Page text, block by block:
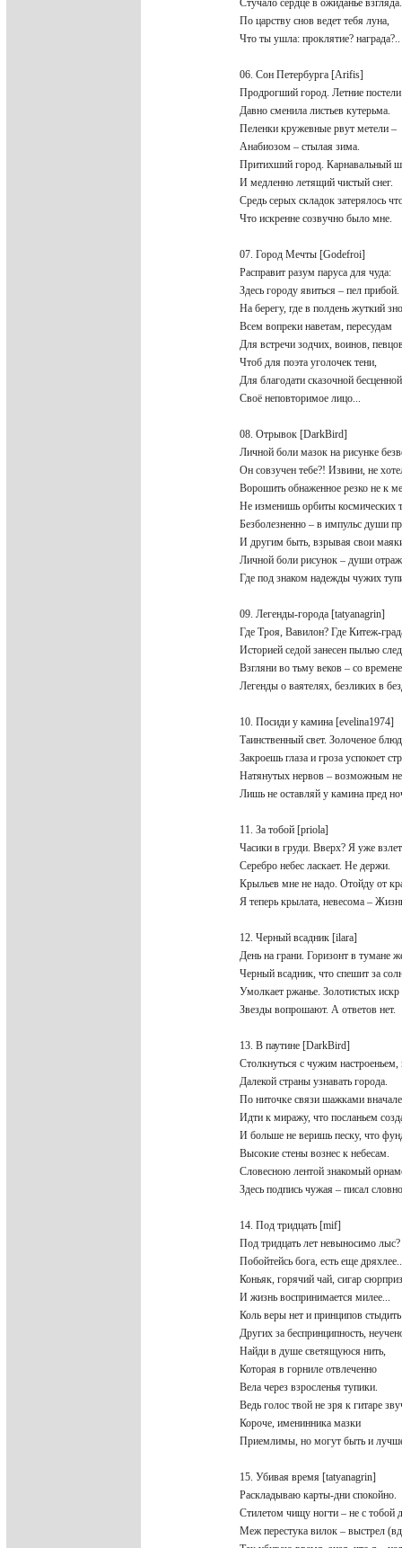
Стучало сердце в ожиданье
По царству снов ведет тебя луна,
Что ты ушла: проклятие?
06. Сон Петербурга [Arifis]
Продрогший город. Летние
Давно сменила листьев кутерьма.
Пеленки кружевные рвут метели –
Анабиозом – стылая зима.
Притихший город. Карнавальный
И медленно летящий чистый снег.
Средь серых складок затерялось
Что искренне созвучно было мне.
07. Город Мечты [Godefroi]
Расправит разум паруса для чуда:
Здесь городу явиться – пел
На берегу, где в полдень жуткий
Всем вопреки наветам, пересудам
Для встречи зодчих, воинов,
Чтоб для поэта уголочек тени,
Для благодати сказочной
Своё неповторимое лицо...
08. Отрывок [DarkBird]
Личной боли мазок на рисунке
Он совзучен тебе?! Извини, не
Ворошить обнаженное резко не к
Не изменишь орбиты космических
Безболезненно – в импульс души
И другим быть, взрывая свои
Личной боли рисунок – души
Где под знаком надежды чужих
09. Легенды-города [tatyanagrin]
Где Троя, Вавилон? Где Китеж-
Историей седой занесен пылью
Взгляни во тьму веков – со
Легенды о ваятелях, безликих в
10. Посиди у камина [evelina1974]
Таинственный свет. Золоченое
Закроешь глаза и гроза успокоет
Натянутых нервов – возможным
Лишь не оставляй у камина пред
11. За тобой [priola]
Часики в груди. Вверх? Я уже
Серебро небес ласкает. Не держи.
Крыльев мне не надо. Отойду от
Я теперь крылата, невесома –
12. Черный всадник [ilara]
День на грани. Горизонт в тумане
Черный всадник, что спешит за
Умолкает ржанье. Золотистых
Звезды вопрошают. А ответов нет.
13. В паутине [DarkBird]
Столкнуться с чужим
Далекой страны узнавать города.
По ниточке связи шажками
Идти к миражу, что посланьем
И больше не веришь песку, что
Высокие стены вознес к небесам.
Словесною лентой знакомый
Здесь подпись чужая – писал
14. Под тридцать [mif]
Под тридцать лет невыносимо
Побойтейсь бога, есть еще
Коньяк, горячий чай, сигар
И жизнь воспринимается милее...
Коль веры нет и принципов
Других за беспринципность,
Найди в душе светящуюся нить,
Которая в горниле отвлеченно
Вела через взросленья тупики.
Ведь голос твой не зря к гитаре
Короче, именинника мазки
Приемлимы, но могут быть и
15. Убивая время [tatyanagrin]
Раскладываю карты-дни спокойно.
Стилетом чищу ногти – не с тобой
Меж перестука вилок – выстрел